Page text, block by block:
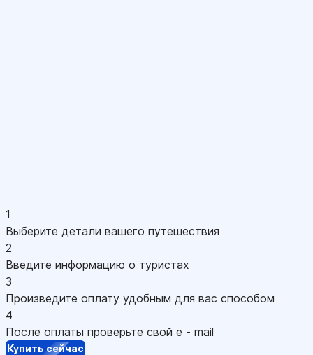
1
Выберите детали вашего путешествия
2
Введите информацию о туристах
3
Произведите оплату удобным для вас способом
4
После оплаты проверьте свой e - mail
Купить сейчас